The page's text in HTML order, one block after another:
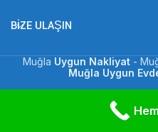
BIZE ULAŞIN
Muğla Uygun Nakliyat-
Muğla Uygun